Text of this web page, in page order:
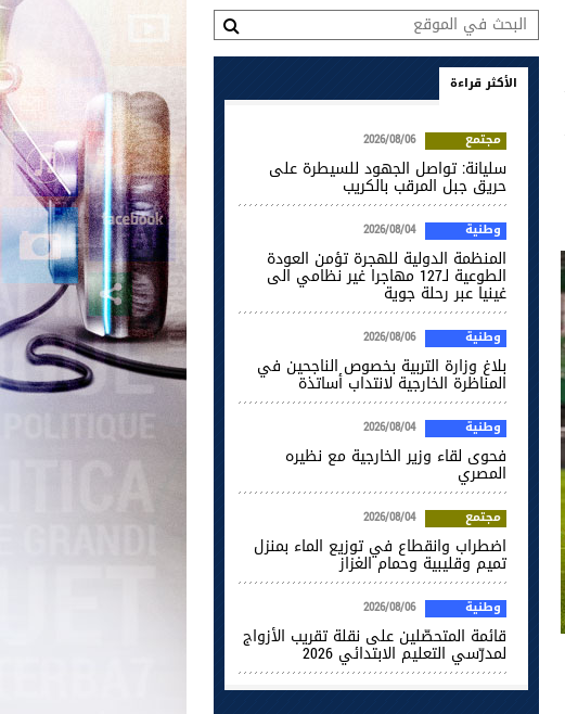
الأكثر قراءة
مجتمع 2026/08/06
سليانة: تواصل الجهود للسيطرة على
حريق جبل المرقب بالكريب
وطنية 2026/08/04
المنظمة الدولية للهجرة تؤمن العودة
الطوعية لـ127 مهاجرا غير نظامي الى
غينيا عبر رحلة جوية
وطنية 2026/08/06
بلاغ وزارة التربية بخصوص الناجحين في
المناظرة الخارجية لانتداب أساتذة
وطنية 2026/08/04
فحوى لقاء وزير الخارجية مع نظيره
المصري
مجتمع 2026/08/04
اضطراب وانقطاع في توزيع الماء بمنزل
تميم وقليبية وحمام الغزاز
وطنية 2026/08/06
قائمة المتحصّلين على نقلة تقريب الأزواج
لمدرّسي التعليم الابتدائي 2026